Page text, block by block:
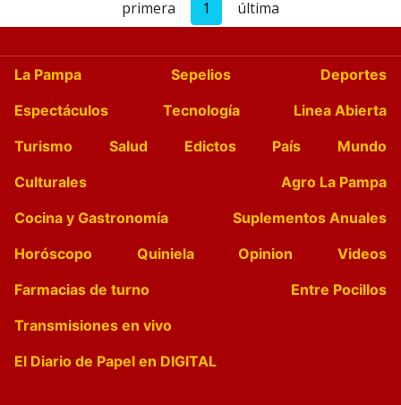
primera 1 última
La Pampa Sepelios
Deportes
Espectáculos
Tecnología
Linea Abierta
Turismo
Salud Edictos País
Mundo
Culturales
Agro La Pampa
Cocina y Gastronomía
Suplementos Anuales
Horóscopo
Quiniela Opinion
Videos
Farmacias de turno
Entre Pocillos
Transmisiones en vivo
El Diario de Papel en DIGITAL